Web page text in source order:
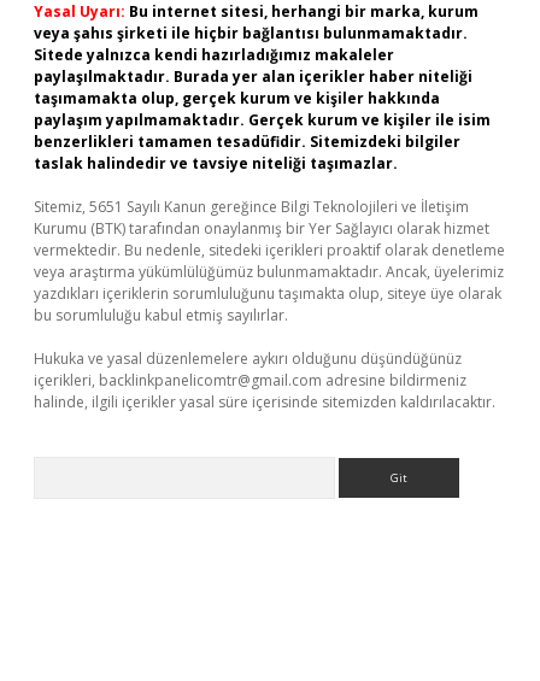
Yasal Uyarı: Bu internet sitesi, herhangi bir marka, kurum
veya şahıs şirketi ile hiçbir bağlantısı bulunmamaktadır.
Sitede yalnızca kendi hazırladığımız makaleler
paylaşılmaktadır. Burada yer alan içerikler haber niteliği
taşımamakta olup, gerçek kurum ve kişiler hakkında
paylaşım yapılmamaktadır. Gerçek kurum ve kişiler ile isim
benzerlikleri tamamen tesadüfidir. Sitemizdeki bilgiler
taslak halindedir ve tavsiye niteliği taşımazlar.
Sitemiz, 5651 Sayılı Kanun gereğince Bilgi Teknolojileri ve İletişim
Kurumu (BTK) tarafından onaylanmış bir Yer Sağlayıcı olarak hizmet
vermektedir. Bu nedenle, sitedeki içerikleri proaktif olarak denetleme
veya araştırma yükümlülüğümüz bulunmamaktadır. Ancak, üyelerimiz
yazdıkları içeriklerin sorumluluğunu taşımakta olup, siteye üye olarak
bu sorumluluğu kabul etmiş sayılırlar.
Hukuka ve yasal düzenlemelere aykırı olduğunu düşündüğünüz
içerikleri, backlinkpanelicomtr@gmail.com adresine bildirmeniz
halinde, ilgili içerikler yasal süre içerisinde sitemizden kaldırılacaktır.